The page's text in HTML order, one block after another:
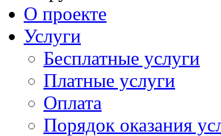
О проекте
Услуги
Бесплатные услуги
Платные услуги
Оплата
Порядок оказания